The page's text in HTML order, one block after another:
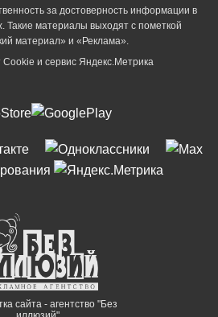
за достоверность информации в
Такие материалы выходят с пометкой
материал» и «Реклама».
Cookie и сервиc Яндекс.Метрика
сайта - агентство "Без